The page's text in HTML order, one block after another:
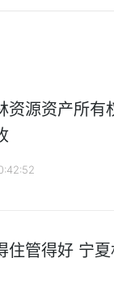
资源资产所有
住管得好 宁